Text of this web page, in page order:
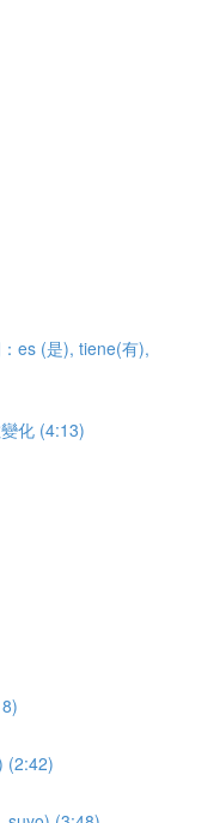
es (是), tiene(有),
化 (4:13)
(2:42)